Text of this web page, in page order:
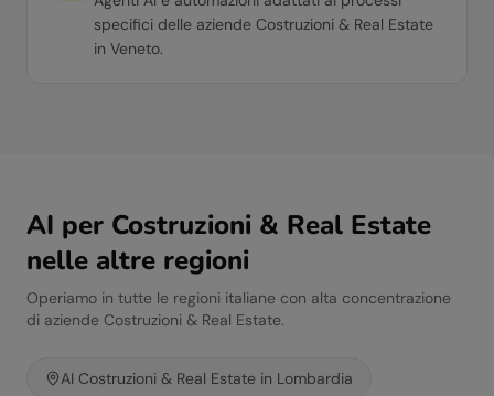
specifici delle aziende Costruzioni & Real Estate
in Veneto.
AI per Costruzioni & Real Estate
nelle altre regioni
Operiamo in tutte le regioni italiane con alta concentrazione
di aziende Costruzioni & Real Estate.
AI Costruzioni & Real Estate in Lombardia